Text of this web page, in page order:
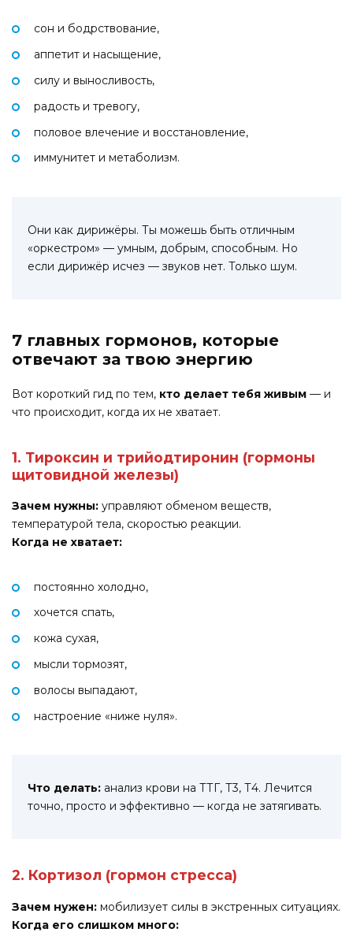
сон и бодрствование,
аппетит и насыщение,
силу и выносливость,
радость и тревогу,
половое влечение и восстановление,
иммунитет и метаболизм.
Они как дирижёры. Ты можешь быть отличным
«оркестром» — умным, добрым, способным. Но
если дирижёр исчез — звуков нет. Только шум.
7 главных гормонов, которые
отвечают за твою энергию
Вот короткий гид по тем, кто делает тебя живым — и
что происходит, когда их не хватает.
1. Тироксин и трийодтиронин (гормоны
щитовидной железы)
Зачем нужны: управляют обменом веществ,
температурой тела, скоростью реакции.
Когда не хватает:
постоянно холодно,
хочется спать,
кожа сухая,
мысли тормозят,
волосы выпадают,
настроение «ниже нуля».
Что делать: анализ крови на ТТГ, Т3, Т4. Лечится
точно, просто и эффективно — когда не затягивать.
2. Кортизол (гормон стресса)
Зачем нужен: мобилизует силы в экстренных ситуациях.
Когда его слишком много: